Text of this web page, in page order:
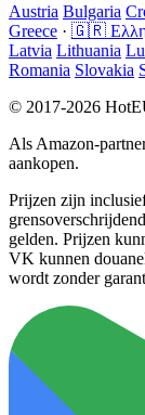
Austria Bulgaria
Greece · 🇬🇷
Latvia Lithuania
Romania Slovakia
© 2017-2026
Als Amazon-
aankopen.
Prijzen zijn
gelden. Prijzen
VK kunnen
wordt zonder